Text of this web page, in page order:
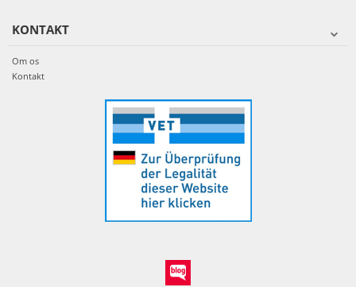
KONTAKT
Om os
Kontakt